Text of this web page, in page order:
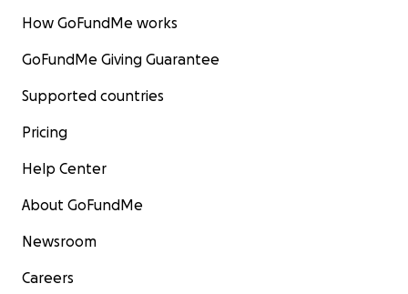
How GoFundMe works
GoFundMe Giving Guarantee
Supported countries
Pricing
Help Center
About GoFundMe
Newsroom
Careers